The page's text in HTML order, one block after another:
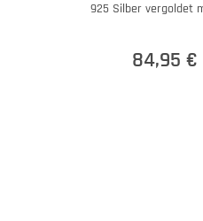
925 Silber vergoldet
84,95 €